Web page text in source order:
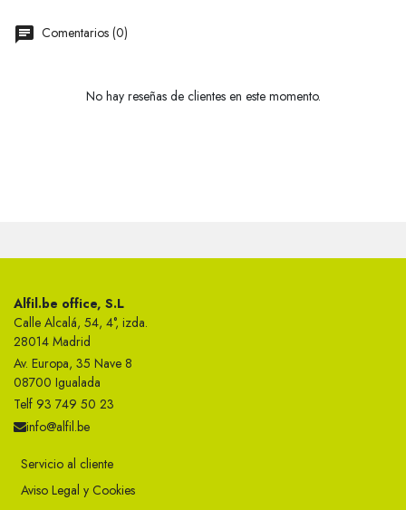
Comentarios (0)
No hay reseñas de clientes en este momento.
Alfil.be office, S.L
Calle Alcalá, 54, 4°, izda.
28014 Madrid
Av. Europa, 35 Nave 8
08700 Igualada
Telf 93 749 50 23
info@alfil.be
Servicio al cliente
Aviso Legal y Cookies